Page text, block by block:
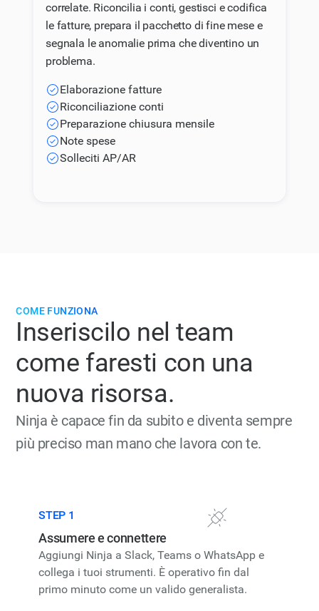
correlate. Riconcilia i conti, gestisci e codifica
le fatture, prepara il pacchetto di fine mese e
segnala le anomalie prima che diventino un
problema.
Elaborazione fatture
Riconciliazione conti
Preparazione chiusura mensile
Note spese
Solleciti AP/AR
COME FUNZIONA
Inseriscilo nel team
come faresti con una
nuova risorsa.
Ninja è capace fin da subito e diventa sempre
più preciso man mano che lavora con te.
STEP 1
Assumere e connettere
Aggiungi Ninja a Slack, Teams o WhatsApp e
collega i tuoi strumenti. È operativo fin dal
primo minuto come un valido generalista.